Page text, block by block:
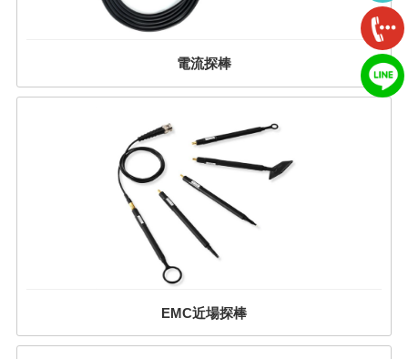
電流探棒
EMC近場探棒